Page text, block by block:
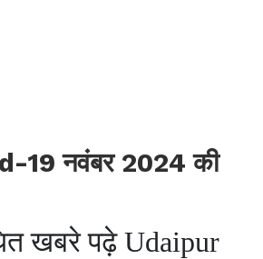
19 नवंबर 2024 की
खबरे पढ़े Udaipur